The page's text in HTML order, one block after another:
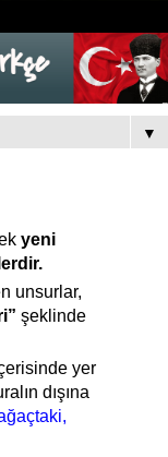
▼
yeni
unsurlar,
şeklinde
yer
dışına